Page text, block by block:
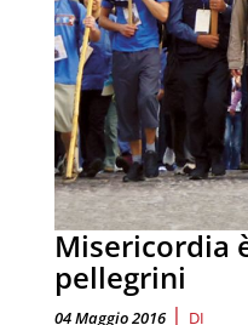
Misericordia
pellegrini
04 Maggio 2016 | DI